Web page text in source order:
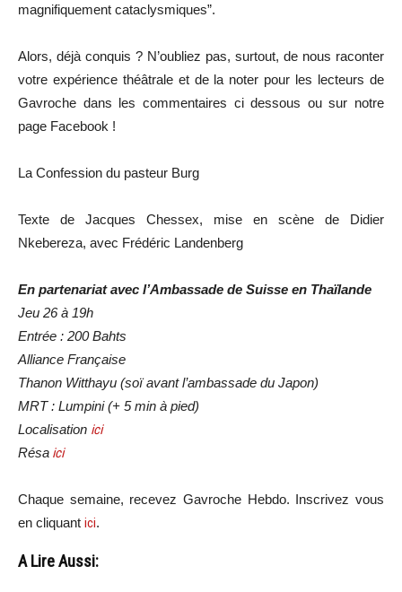
magnifiquement cataclysmiques”.
Alors, déjà conquis ? N’oubliez pas, surtout, de nous raconter
votre expérience théâtrale et de la noter pour les lecteurs de
Gavroche dans les commentaires ci dessous ou sur notre
page Facebook !
La Confession du pasteur Burg
Texte de Jacques Chessex, mise en scène de Didier
Nkebereza, avec Frédéric Landenberg
En partenariat avec l’Ambassade de Suisse en Thaïlande
Jeu 26 à 19h
Entrée : 200 Bahts
Alliance Française
Thanon Witthayu (soï avant l’ambassade du Japon)
MRT : Lumpini (+ 5 min à pied)
Localisation ici
Résa ici
Chaque semaine, recevez Gavroche Hebdo. Inscrivez vous
en cliquant ici.
A Lire Aussi: